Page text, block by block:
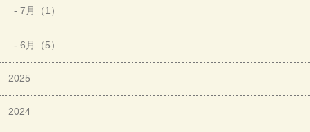
- 7月（1）
- 6月（5）
2025
2024